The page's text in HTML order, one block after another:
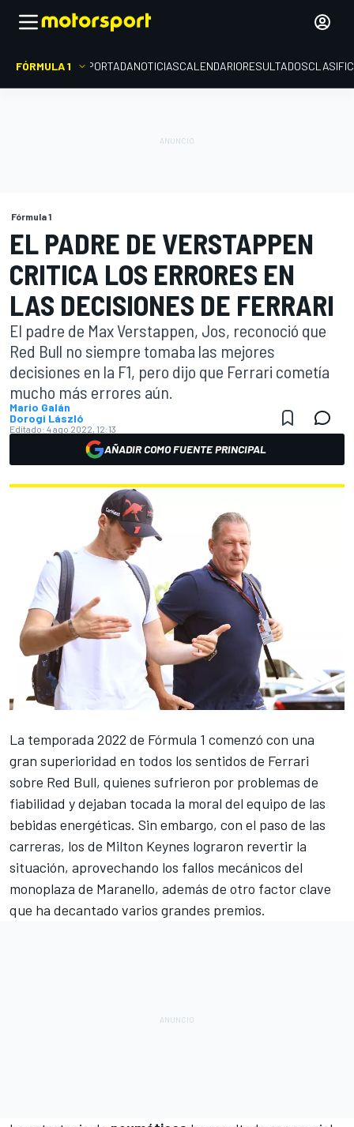
FÓRMULA 1 PORTADANOTICIASCALENDARIORESULTADOS
Fórmula 1
EL PADRE DE VERSTAPPEN
CRITICA LOS ERRORES EN
LAS DECISIONES DE FERRARI
El padre de Max Verstappen, Jos, reconoció que
Red Bull no siempre tomaba las mejores
decisiones en la F1, pero dijo que Ferrari cometía
mucho más errores aún.
Mario Galán
Dorogi László
Editado: 4 ago 2022, 12:13
AÑADIR COMO FUENTE PRINCIPAL
La temporada 2022 de Fórmula 1 comenzó con una
gran superioridad en todos los sentidos de Ferrari
sobre Red Bull, quienes sufrieron por problemas de
fiabilidad y dejaban tocada la moral del equipo de las
bebidas energéticas. Sin embargo, con el paso de las
carreras, los de Milton Keynes lograron revertir la
situación, aprovechando los fallos mecánicos del
monoplaza de Maranello, además de otro factor clave
que ha decantado varios grandes premios.